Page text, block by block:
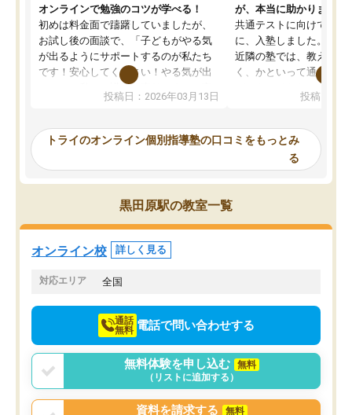
オンラインで勉強のコツが学べる！
初めは料金面で躊躇していましたが、
お試し後の面談で、「子どもがやる気
が出るようにサポートするのが私たち
です！安心してください！やる気が出
ないのは私たち講師の責任です」と言
ってくださり、確かに！と考えて、思
ったんですが、学生の先生から学ぶこ
み、徐々に成績が上がったらいいなと
思っていました。何が今足りないのか
を的確に指導いただき、子どももびっ
くりするほど楽しんでやる気を持って
塾を受けています。狙い通り、少しず
つ成績も上がり、苦手意識も無くなっ
てきたので、さらに苦手な数学も追加
でお願いしました。来年の高校受験に
投稿日：2026年03月13日
が、本当に助かりました
共通テストに向けての追
に、入塾しました。田舎
近隣の塾では、教えても
く、かといって通うには
可能なので本当に助か
らないところをピンポイ
頂いて、とてもわかり
していました。一生を
スト、多少お金がかかっ
投稿日：
トライのオンライン個別指導塾の口コミをもっとみ
る
黒田原駅の教室一覧
オンライン校 詳しく見る
対応エリア 全国
通話
無料 電話で問い合わせする
無料体験を申し込む
無料
（リストに追加する）
資料を請求する
無料